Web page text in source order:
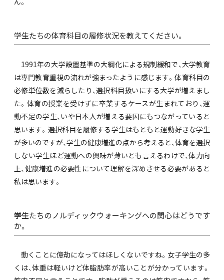
――学生たちの体育科目の履修状況を教えてください。
1991年の大学設置基準の大綱化による規制緩和で、大学教育
は専門教育重視の流れが強まったように感じます。体育科目の
必修単位数を減らしたり、選択科目扱いにする大学が増えまし
た。体育の授業を受けずに卒業するケースが生まれており、運
動不足の学生、いや日本人が増える要因にもつながっていると
思います。選択科目を履修する学生はもともと運動好きな学生
が多いのですが、学生の健康増進の点から考えると、体育を選択
しない学生ほど運動への興味が薄いとも言えるわけで、体力向
上、健康増進の必要性について理解を深めさせる必要があると
私は思います。
――学生たちのノルディックウォーキングへの関心はどうです
か。
動くことに億劫になってはほしくないですね。女子学生の多
くは、体重は軽いけど体脂肪率が高いことが分かっています。